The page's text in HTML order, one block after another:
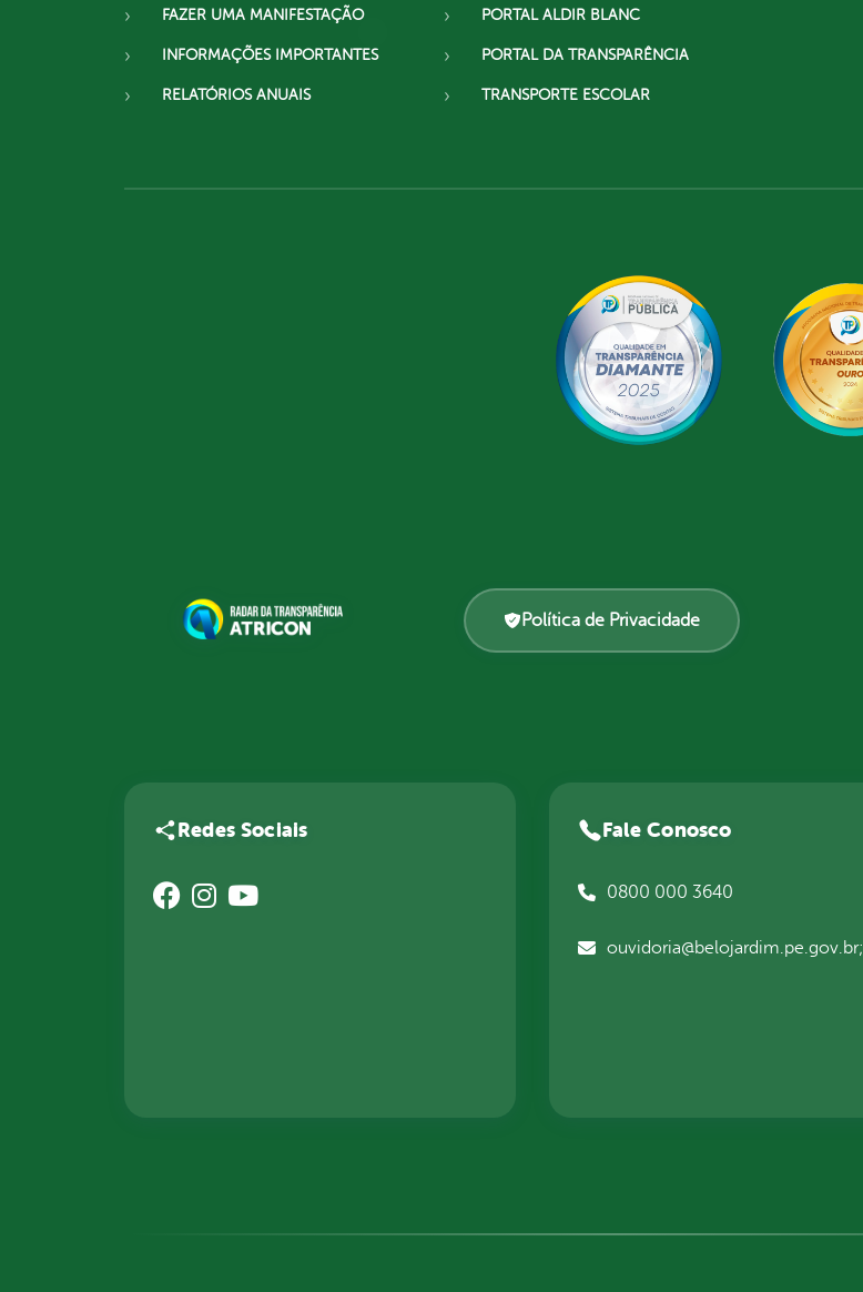
FAZER UMA MANIFESTAÇÃO
INFORMAÇÕES IMPORTANTES
RELATÓRIOS ANUAIS
PORTAL ALDIR BLANC
PORTAL DA TRANSPARÊNCIA
TRANSPORTE ESCOLAR
Política de Privacidade
Redes Sociais Fale Conosco
0800 000 3640
ouvidoria@belojardim.pe.gov.br;